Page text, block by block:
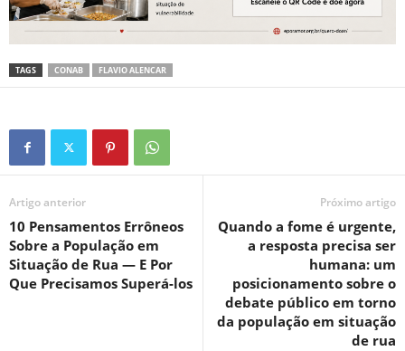
TAGS CONAB FLAVIO ALENCAR
Artigo anterior
10 Pensamentos Errôneos
Sobre a População em
Situação de Rua — E Por
Que Precisamos Superá-los
Próximo artigo
Quando a fome é urgente,
a resposta precisa ser
humana: um
posicionamento sobre o
debate público em torno
da população em situação
de rua